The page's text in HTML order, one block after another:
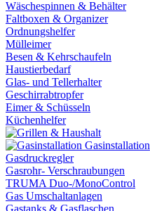
Wäschespinnen & Behälter
Faltboxen & Organizer
Ordnungshelfer
Mülleimer
Besen & Kehrschaufeln
Haustierbedarf
Glas- und Tellerhalter
Geschirrabtropfer
Eimer & Schüsseln
Küchenhelfer
Gasinstallation
Gasdruckregler
Gasrohr- Verschraubungen
TRUMA Duo-/MonoControl
Gas Umschaltanlagen
Gastanks & Gasflaschen